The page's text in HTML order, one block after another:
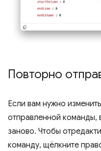
Повторно
Если вам нужно
отправленной команды,
заново. Чтобы
команду, щёлкните